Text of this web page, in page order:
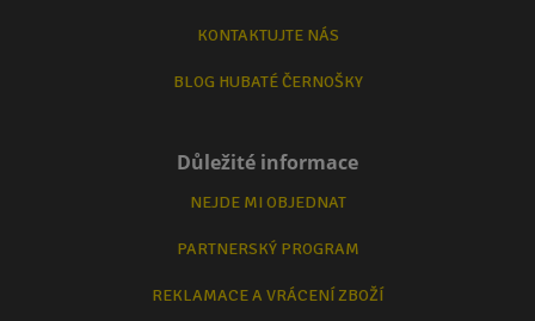
KONTAKTUJTE NÁS
BLOG HUBATÉ ČERNOŠKY
Důležité informace
NEJDE MI OBJEDNAT
PARTNERSKÝ PROGRAM
REKLAMACE A VRÁCENÍ ZBOŽÍ